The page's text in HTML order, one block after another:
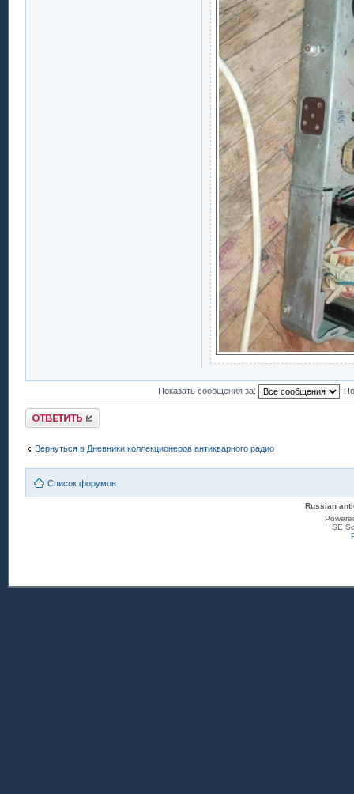
Показать сообщения за:
Ответить
Вернуться в Дневники коллекционеров антикварного радио
Список форумов
Russian
SE